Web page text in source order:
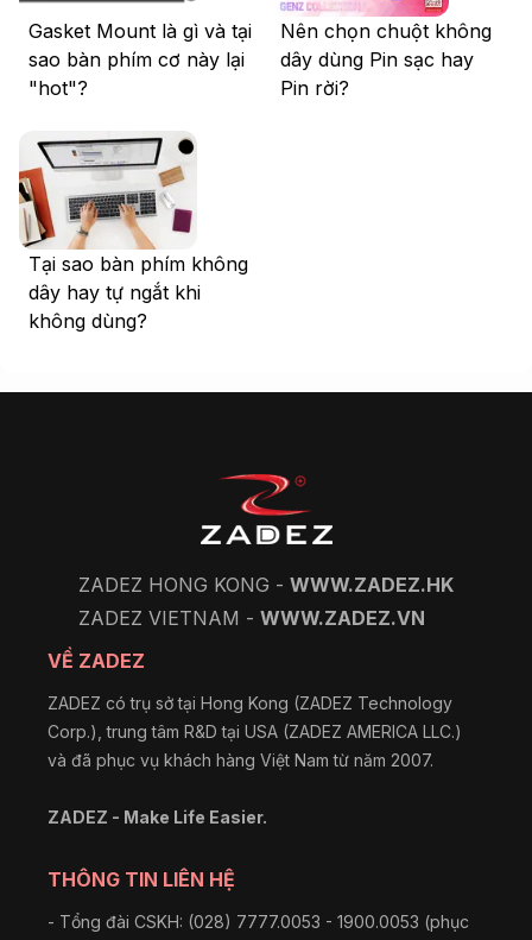
Gasket Mount là gì và tại
sao bàn phím cơ này lại
"hot"?
Nên chọn chuột không
dây dùng Pin sạc hay
Pin rời?
Tại sao bàn phím không
dây hay tự ngắt khi
không dùng?
ZADEZ HONG KONG - WWW.ZADEZ.HK
ZADEZ VIETNAM - WWW.ZADEZ.VN
VỀ ZADEZ
ZADEZ có trụ sở tại Hong Kong (ZADEZ Technology
Corp.), trung tâm R&D tại USA (ZADEZ AMERICA LLC.)
và đã phục vụ khách hàng Việt Nam từ năm 2007.
ZADEZ - Make Life Easier.
THÔNG TIN LIÊN HỆ
- Tổng đài CSKH: (028) 7777.0053 - 1900.0053 (phục